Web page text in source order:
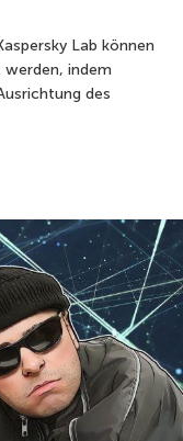
Lab können
werden, indem
des